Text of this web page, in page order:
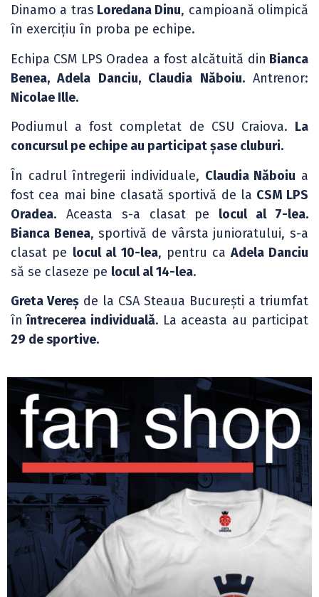
Dinamo a tras Loredana Dinu, campioană olimpică
în exercițiu în proba pe echipe.
Echipa CSM LPS Oradea a fost alcătuită din Bianca
Benea, Adela Danciu, Claudia Năboiu.Antrenor:
Nicolae Ille.
Podiumul a fost completat de CSU Craiova. La
concursul pe echipe au participat șase cluburi.
În cadrul întregerii individuale, Claudia Năboiu a
fost cea mai bine clasată sportivă de la CSM LPS
Oradea. Aceasta s-a clasat pe locul al 7-lea.
Bianca Benea, sportivă de vârsta junioratului, s-a
clasat pe locul al 10-lea, pentru ca Adela Danciu
să se claseze pe locul al 14-lea.
Greta Vereș de la CSA Steaua București a triumfat
în întrecerea individuală. La aceasta au participat
29 de sportive.